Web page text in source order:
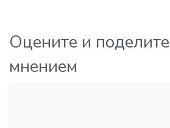
Оцените и
мнением